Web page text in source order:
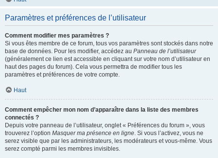
Paramètres et préférences de l’utilisateur
Comment modifier mes paramètres ?
Si vous êtes membre de ce forum, tous vos paramètres sont stockés dans notre
base de données. Pour les modifier, accédez au Panneau de l’utilisateur
(généralement ce lien est accessible en cliquant sur votre nom d’utilisateur en
haut des pages du forum). Cela vous permettra de modifier tous les
paramètres et préférences de votre compte.
Haut
Comment empêcher mon nom d’apparaître dans la liste des membres
connectés ?
Depuis votre panneau de l’utilisateur, onglet « Préférences du forum », vous
trouverez l’option Masquer ma présence en ligne. Si vous l’activez, vous ne
serez visible que par les administrateurs, les modérateurs et vous-même. Vous
serez compté parmi les membres invisibles.